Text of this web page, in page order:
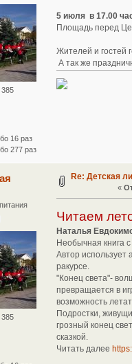
16 раз
277 раз
5 июля в 17.00
Площадь перед
Жителей и гостей
А так же
Re: Детская
«
Читаем
Наталья
Необычная книга
Автор использует
ракурсе.
"Конец света"-
превращается в
возможность
Подростки,
грозный конец
сказкой.
Читать далее